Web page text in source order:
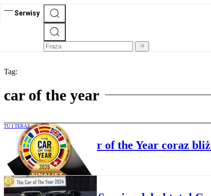
Serwisy
Tag:
car of the year
TU I TERAZ
Finał konkursu Car of the Year coraz
PO DRODZE